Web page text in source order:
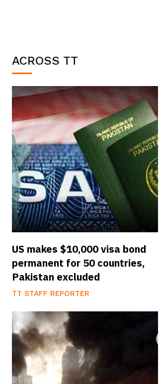
ACROSS TT
US makes $10,000 visa bond
permanent for 50 countries,
Pakistan excluded
TT STAFF REPORTER